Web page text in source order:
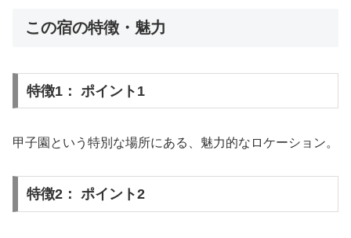
この宿の特徴・魅力
特徴1： ポイント1
甲子園という特別な場所にある、魅力的なロケーション。
特徴2： ポイント2